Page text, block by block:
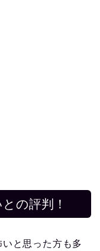
の評判！
と思った方も多